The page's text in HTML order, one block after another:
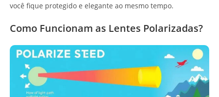
você fique protegido e elegante ao mesmo tempo.
Como Funcionam as Lentes Polarizadas?